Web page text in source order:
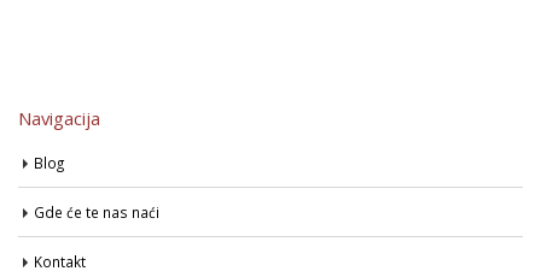
Navigacija
Blog
Gde će te nas naći
Kontakt